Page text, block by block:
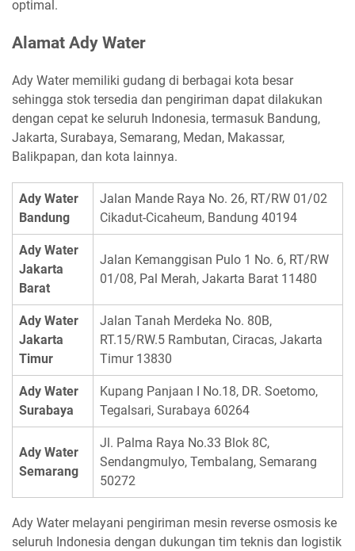
optimal.
Alamat Ady Water
Ady Water memiliki gudang di berbagai kota besar
sehingga stok tersedia dan pengiriman dapat dilakukan
dengan cepat ke seluruh Indonesia, termasuk Bandung,
Jakarta, Surabaya, Semarang, Medan, Makassar,
Balikpapan, dan kota lainnya.
Ady Water
Bandung
Jalan Mande Raya No. 26, RT/RW 01/02
Cikadut-Cicaheum, Bandung 40194
Ady Water
Jakarta
Barat
Jalan Kemanggisan Pulo 1 No. 6, RT/RW
01/08, Pal Merah, Jakarta Barat 11480
Ady Water
Jakarta
Timur
Jalan Tanah Merdeka No. 80B,
RT.15/RW.5 Rambutan, Ciracas, Jakarta
Timur 13830
Ady Water
Surabaya
Kupang Panjaan I No.18, DR. Soetomo,
Tegalsari, Surabaya 60264
Ady Water
Semarang
Jl. Palma Raya No.33 Blok 8C,
Sendangmulyo, Tembalang, Semarang
50272
Ady Water melayani pengiriman mesin reverse osmosis ke
seluruh Indonesia dengan dukungan tim teknis dan logistik